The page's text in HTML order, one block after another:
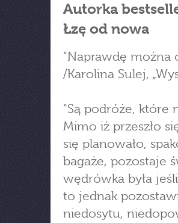
Autorka
Łzę od nowa
"Naprawdę można
/Karolina Sulej,
"Są podróże, które
Mimo iż przeszło
się planowało,
bagaże, pozostaje
wędrówka była
to jednak
niedosytu,